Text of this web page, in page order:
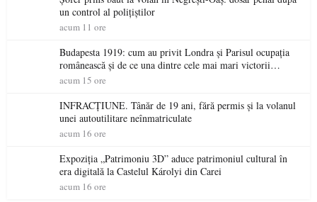
un control al polițiștilor
acum 11 ore
Budapesta 1919: cum au privit Londra și Parisul ocupația
românească și de ce una dintre cele mai mari victorii
militare ale României a devenit o controversă diplomatică
acum 15 ore
INFRACȚIUNE. Tânăr de 19 ani, fără permis și la volanul
unei autoutilitare neînmatriculate
acum 16 ore
Expoziția „Patrimoniu 3D” aduce patrimoniul cultural în
era digitală la Castelul Károlyi din Carei
acum 16 ore